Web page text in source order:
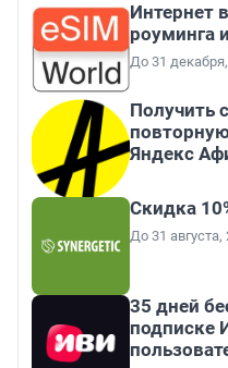
Интернет
роуминга
До 31
Получить
Яндекс
Скидка
До 31 августа,
35 дней
подписке